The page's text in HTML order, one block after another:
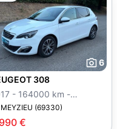
6
€
PEUGEOT 308
km -
MEYZIEU (69330)